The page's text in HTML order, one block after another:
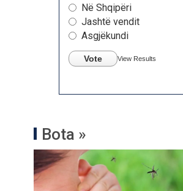
Në Shqipëri
Jashtë vendit
Asgjëkundi
Vote View Results
Bota »